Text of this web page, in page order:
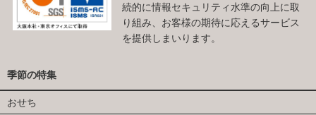
続的に情報セキュリティ水準の向上に取
り組み、お客様の期待に応えるサービス
を提供しまいります。
季節の特集
おせち